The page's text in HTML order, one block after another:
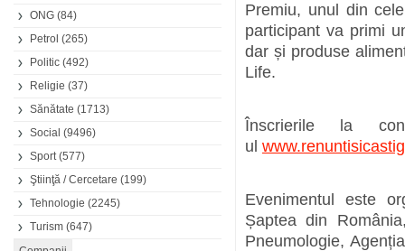
ONG (84)
Petrol (265)
Politic (492)
Religie (37)
Sănătate (1713)
Social (9496)
Sport(577)
Ştiinţă / Cercetare (199)
Tehnologie (2245)
Turism (647)
Premiu, unul din
participant va primi
dar și produse
Life.
Înscrierile la
ul
Evenimentul este
Șaptea din
Pneumologie,